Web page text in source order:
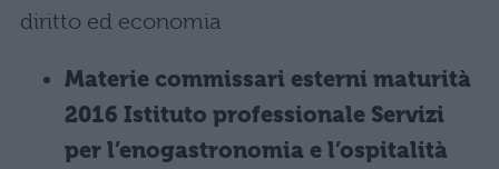
diritto ed economia
Materie commissari esterni maturità
2016 Istituto professionale Servizi
per l’enogastronomia e l’ospitalità